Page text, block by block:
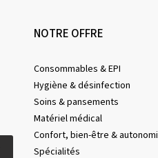
NOTRE OFFRE
Consommables & EPI
Hygiène & désinfection
Soins & pansements
Matériel médical
Confort, bien-être &
Spécialités